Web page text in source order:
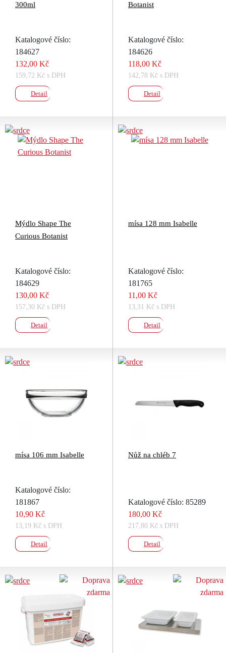
300ml
Katalogové číslo:
184627
132,00 Kč
159,72 Kč s DPH
Detail
Botanist
Katalogové číslo:
184626
118,00 Kč
142,78 Kč s DPH
Detail
Mýdlo Shape The
Curious Botanist
Katalogové číslo:
184629
130,00 Kč
157,30 Kč s DPH
Detail
mísa 128 mm Isabelle
Katalogové číslo:
181765
11,00 Kč
13,31 Kč s DPH
Detail
mísa 106 mm Isabelle
Katalogové číslo:
181867
10,90 Kč
13,19 Kč s DPH
Detail
Nůž na chléb 7
Katalogové číslo: 85289
180,00 Kč
217,80 Kč s DPH
Detail